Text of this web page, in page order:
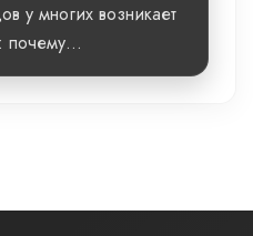
у многих возникает
почему...